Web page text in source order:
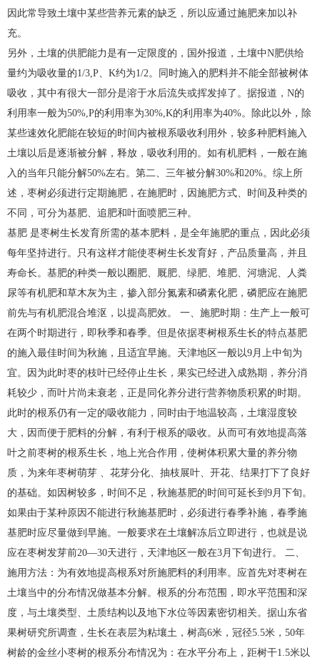
因此常导致土壤中某些营养元素的缺乏，所以应通过施肥来加以补
充。
另外，土壤的供肥能力是有一定限度的，国外报道，土壤中N肥供给
量约为吸收量的1/3,P、K约为1/2。同时施入的肥料并不能全部被树体
吸收，其中有很大一部分是溶于水后流失或挥发掉了。据报道，N的
利用率一般为50%,P的利用率为30%,K的利用率为40%。除此以外，除
某些速效化肥能在较短的时间内被根系吸收利用外，较多种肥料施入
土壤以后是逐渐被分解，释放，吸收利用的。如有机肥料，一般在施
入的当年只能分解50%左右。第二、三年被分解30%和20%。综上所
述，枣树必须进行定期施肥，在施肥时，因施肥方式、时间及种类的
不同，可分为基肥、追肥和叶面喷肥三种。
基肥 是枣树生长发育所需的基本肥料，是全年施肥的重点，因此必须
每年坚持进行。只有这样才能使枣树生长发育好，产品质量高，并且
寿命长。基肥的种类一般以圈肥、厩肥、绿肥、堆肥、河塘泥、人粪
尿等有机肥和草木灰为主，掺入部分氮素和磷素化肥，磷肥应在施肥
前先与有机肥混合堆沤，以提高肥效。 一、施肥时期：生产上一般可
在两个时期进行，即秋季和春季。但是依据枣树根系生长的特点基肥
的施入最佳时间为秋施，且适宜早施。天津地区一般以9月上中旬为
宜。因为此时枣的枝叶已经停止生长，果实已经进入成熟期，养分消
耗较少，而叶片尚未衰老，正是同化养分进行营养物质积累的时期。
此时的根系仍有一定的吸收能力，同时由于地温较高，土壤湿度较
大，因而便于肥料的分解，有利于根系的吸收。从而可有效地提高落
叶之前枣树的根系生长，地上光合作用，使树体积累大量的养分物
质，为来年枣树萌芽 、花芽分化、抽枝展叶、开花、结果打下了良好
的基础。如因树较多，时间不足，秋施基肥的时间可延长到9月下旬。
如果由于某种原因不能进行秋施基肥时，必须进行春季补施，春季施
基肥时应尽量做到早施。一般要求在土壤解冻后立即进行，也就是说
应在枣树发芽前20—30天进行，天津地区一般在3月下旬进行。 二、
施用方法：为有效地提高根系对所施肥料的利用率。应首先对枣树在
土壤当中的分布情况做基本分解。根系的分布范围，即水平范围和深
度，与土壤类型、土质结构以及地下水位等因素密切相关。据山东省
果树研究所调查，生长在表层为粘壤土，树高6米，冠径5.5米，50年
树龄的金丝小枣树的根系分布情况为：在水平分布上，距树干1.5米以